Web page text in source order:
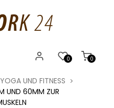
0
0
YOGA UND FITNESS
UND 60MM ZUR